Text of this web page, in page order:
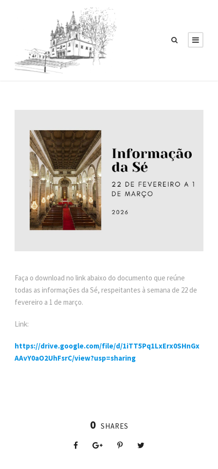
Faça o download no link abaixo do documento que reúne
todas as informações da Sé, respeitantes à semana de 22 de
fevereiro a 1 de março.
Link:
https://drive.google.com/file/d/1iTT5Pq1LxErx0SHnGx
AAvY0aO2UhFsrC/view?usp=sharing
0 SHARES